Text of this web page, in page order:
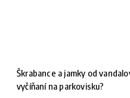
Škrabance a jamky od
vyčíňaní na parkovisku?